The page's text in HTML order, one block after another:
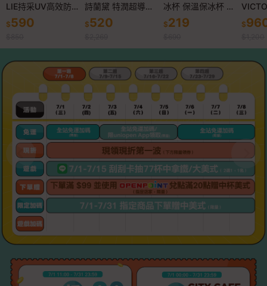
LIE持采UV高效防
曬水凝乳EXP 聯名
款CK SPF50+ PA+
$590
詩蘭黛 特潤超導全
方位修護露(7ml)X3
-送禮首選
$520
冰杯 保溫保冰杯 保
溫杯 冰壩杯 隨行杯
手提環保杯 飲料杯
$219
媽祖
球拍
$